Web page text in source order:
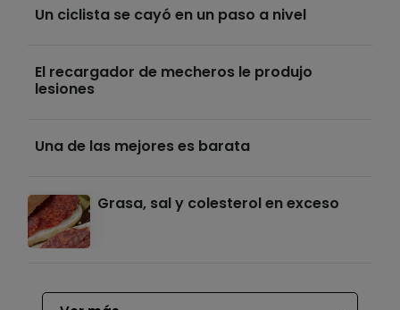
Un ciclista se cayó en un paso a nivel
El recargador de mecheros le produjo
lesiones
Una de las mejores es barata
Grasa, sal y colesterol en exceso